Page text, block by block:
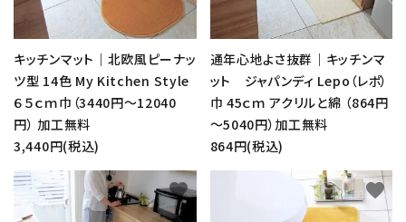
キッチンマット｜北欧風ピーナッ
ツ型 14色 My Kitchen Style
６５ｃｍ巾（3440円～12040
円） 加工無料
3,440円(税込)
通年心地よさ抜群｜キッチンマ
ット ジャパンディ Lepo（レポ）
巾 45ｃｍ アクリルと綿 （864円
～5040円）加工無料
864円(税込)
favorite favorite